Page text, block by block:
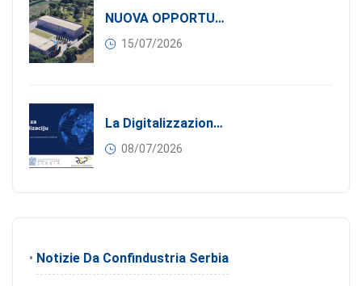
NUOVA OPPORTUNITÀ DI BUSINESS PER I SOCI DI CONFINDUSTRIA SERBIA: Affitasi Un Moderno Capannone Industriale A Pančevo – 1.200 M² Nella Zona Industriale
15/07/2026
La Digitalizzazione Come Motore Dell’internazionalizzazione
08/07/2026
• Notizie Da Confindustria Serbia